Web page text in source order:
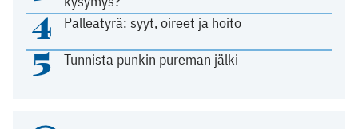
4 Palleatyrä: syyt, oireet ja hoito
5 Tunnista punkin pureman jälki